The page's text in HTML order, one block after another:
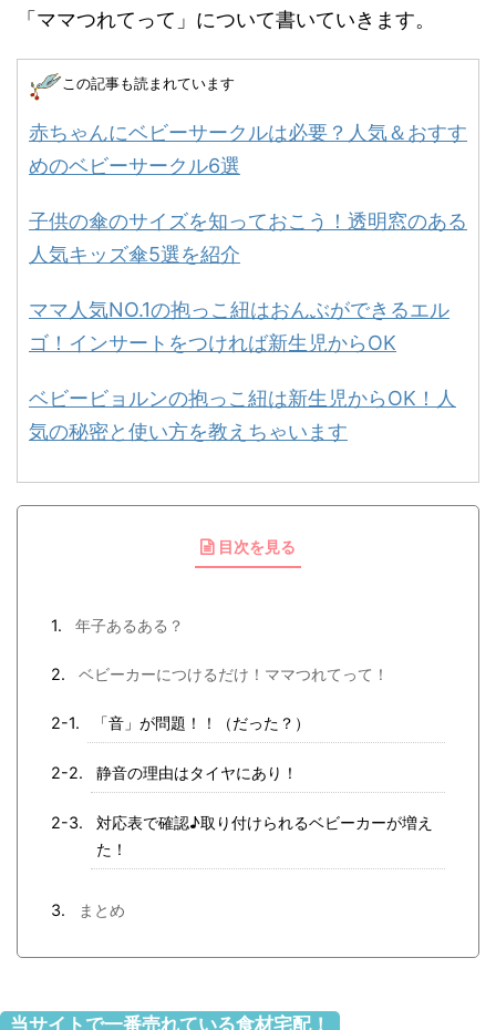
「ママつれてって」について書いていきます。
この記事も読まれています
赤ちゃんにベビーサークルは必要？人気＆おすす
めのベビーサークル6選
子供の傘のサイズを知っておこう！透明窓のある
人気キッズ傘5選を紹介
ママ人気NO.1の抱っこ紐はおんぶができるエル
ゴ！インサートをつければ新生児からOK
ベビービョルンの抱っこ紐は新生児からOK！人
気の秘密と使い方を教えちゃいます
目次を見る
年子あるある？
ベビーカーにつけるだけ！ママつれてって！
「音」が問題！！（だった？）
静音の理由はタイヤにあり！
対応表で確認♪取り付けられるベビーカーが増え
た！
まとめ
当サイトで一番売れている食材宅配！